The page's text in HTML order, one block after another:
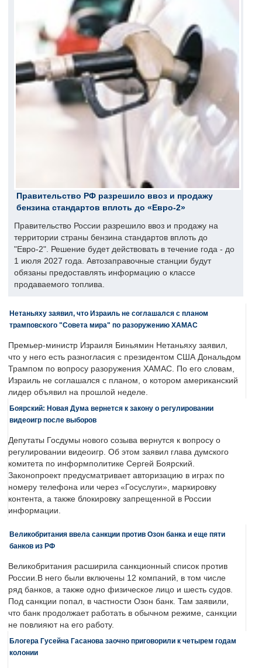
Правительство РФ разрешило ввоз и продажу
бензина стандартов вплоть до «Евро-2»
Правительство России разрешило ввоз и продажу на
территории страны бензина стандартов вплоть до
"Евро-2". Решение будет действовать в течение года - до
1 июля 2027 года. Автозаправочные станции будут
обязаны предоставлять информацию о классе
продаваемого топлива.
Нетаньяху заявил, что Израиль не соглашался с планом
трамповского "Совета мира" по разоружению ХАМАС
Премьер-министр Израиля Биньямин Нетаньяху заявил,
что у него есть разногласия с президентом США Дональдом
Трампом по вопросу разоружения ХАМАС. По его словам,
Израиль не соглашался с планом, о котором американский
лидер объявил на прошлой неделе.
Боярский: Новая Дума вернется к закону о регулировании
видеоигр после выборов
Депутаты Госдумы нового созыва вернутся к вопросу о
регулировании видеоигр. Об этом заявил глава думского
комитета по информполитике Сергей Боярский.
Законопроект предусматривает авторизацию в играх по
номеру телефона или через «Госуслуги», маркировку
контента, а также блокировку запрещенной в России
информации.
Великобритания ввела санкции против Озон банка и еще пяти
банков из РФ
Великобритания расширила санкционный список против
России.В него были включены 12 компаний, в том числе
ряд банков, а также одно физическое лицо и шесть судов.
Под санкции попал, в частности Озон банк. Там заявили,
что банк продолжает работать в обычном режиме, санкции
не повлияют на его работу.
Блогера Гусейна Гасанова заочно приговорили к четырем годам
колонии